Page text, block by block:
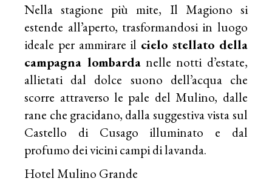
Nella stagione più mite, Il Magiono si
estende all’aperto, trasformandosi in luogo
ideale per ammirare il cielo stellato della
campagna lombardanelle notti d’estate,
allietati dal dolce suono dell’acqua che
scorre attraverso le pale del Mulino, dalle
rane che gracidano, dalla suggestiva vista sul
Castello di Cusago illuminato e dal
profumo dei vicini campi di lavanda.
Hotel Mulino Grande